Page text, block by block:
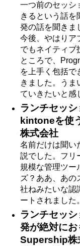
一つ前のセッシ
きるという話を
発の話を聞きま
今後、やはりア
でもネイティブ
ところで、
を上手く包括で
きました。うま
ていきたいと感
ランチセッ
kintoneを使
株式会社
名前だけは聞い
説でした。フリ
規模な管理ツー
ズ？ああ、あの
社ねみたいな認
ートされました。
ランチセッ
発が絶対に
Supership株